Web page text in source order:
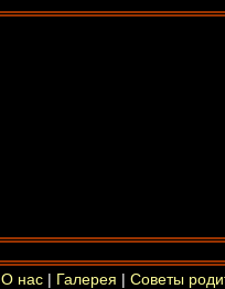
О нас | Галерея | Советы